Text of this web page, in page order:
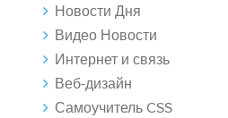
Новости Дня
Видео Новости
Интернет и связь
Веб-дизайн
Самоучитель CSS